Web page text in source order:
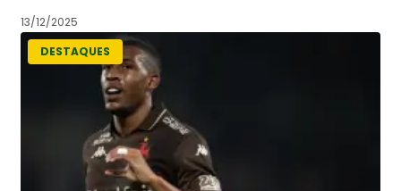
13/12/2025
DESTAQUES